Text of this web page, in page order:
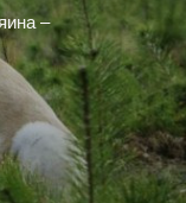
–